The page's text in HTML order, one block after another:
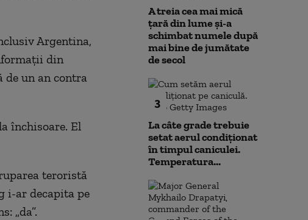
Argentina,
din
de un an contra
închisoare. El
teroristă
i-ar decapita pe
„da”.
A treia cea mai mică
țară din lume și-a
schimbat numele după
mai bine de jumătate
de secol
3
La câte grade trebuie
setat aerul condiționat
în timpul caniculei.
Temperatura...